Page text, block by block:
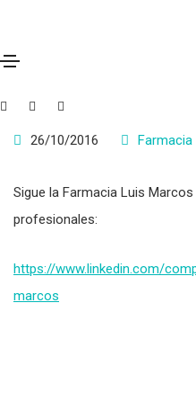
26/10/2016 Farmacia
Sigue la Farmacia Luis
profesionales:
https://www.linkedin.com/
marcos